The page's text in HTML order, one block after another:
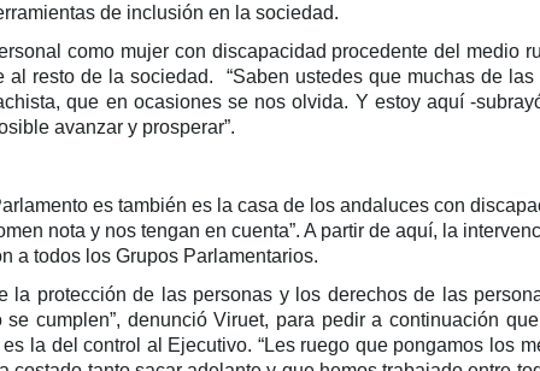
de inclusión en la sociedad.
como mujer con discapacidad procedente del medio
al resto de la sociedad. “Saben ustedes que muchas de
que en ocasiones se nos olvida. Y estoy aquí -
avanzar y prosperar”.
es también es la casa de los andaluces con
nota y nos tengan en cuenta”. A partir de aquí, la
a todos los Grupos Parlamentarios.
protección de las personas y los derechos de las
cumplen”, denunció Viruet, para pedir a continuación
la del control al Ejecutivo. “Les ruego que pongamos los